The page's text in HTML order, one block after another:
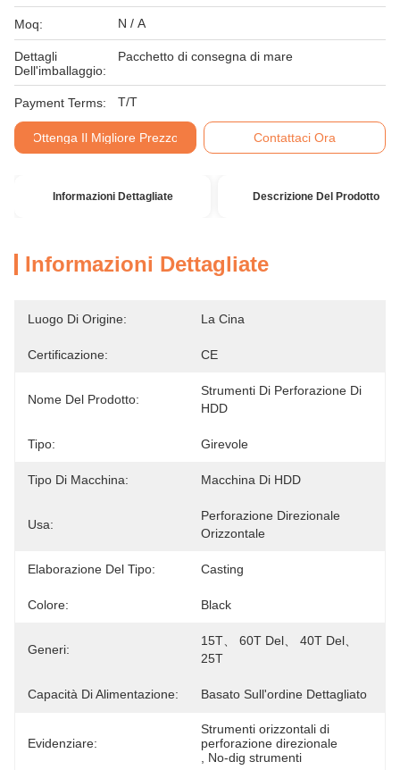
Moq: N / A
Dettagli
Dell'imballaggio:
Pacchetto di consegna di mare
Payment Terms: T/T
Ottenga Il Migliore Prezzo Contattaci Ora
Informazioni Dettagliate Descrizione Del Prodotto
Informazioni Dettagliate
Luogo Di Origine: La Cina
Certificazione: CE
Nome Del Prodotto:
Strumenti Di Perforazione Di
HDD
Tipo: Girevole
Tipo Di Macchina: Macchina Di HDD
Usa:
Perforazione Direzionale
Orizzontale
Elaborazione Del Tipo: Casting
Colore: Black
Generi:
15T、 60T Del、 40T Del、
25T
Capacità Di Alimentazione: Basato Sull'ordine Dettagliato
Evidenziare:
Strumenti orizzontali di
perforazione direzionale
No-dig strumenti